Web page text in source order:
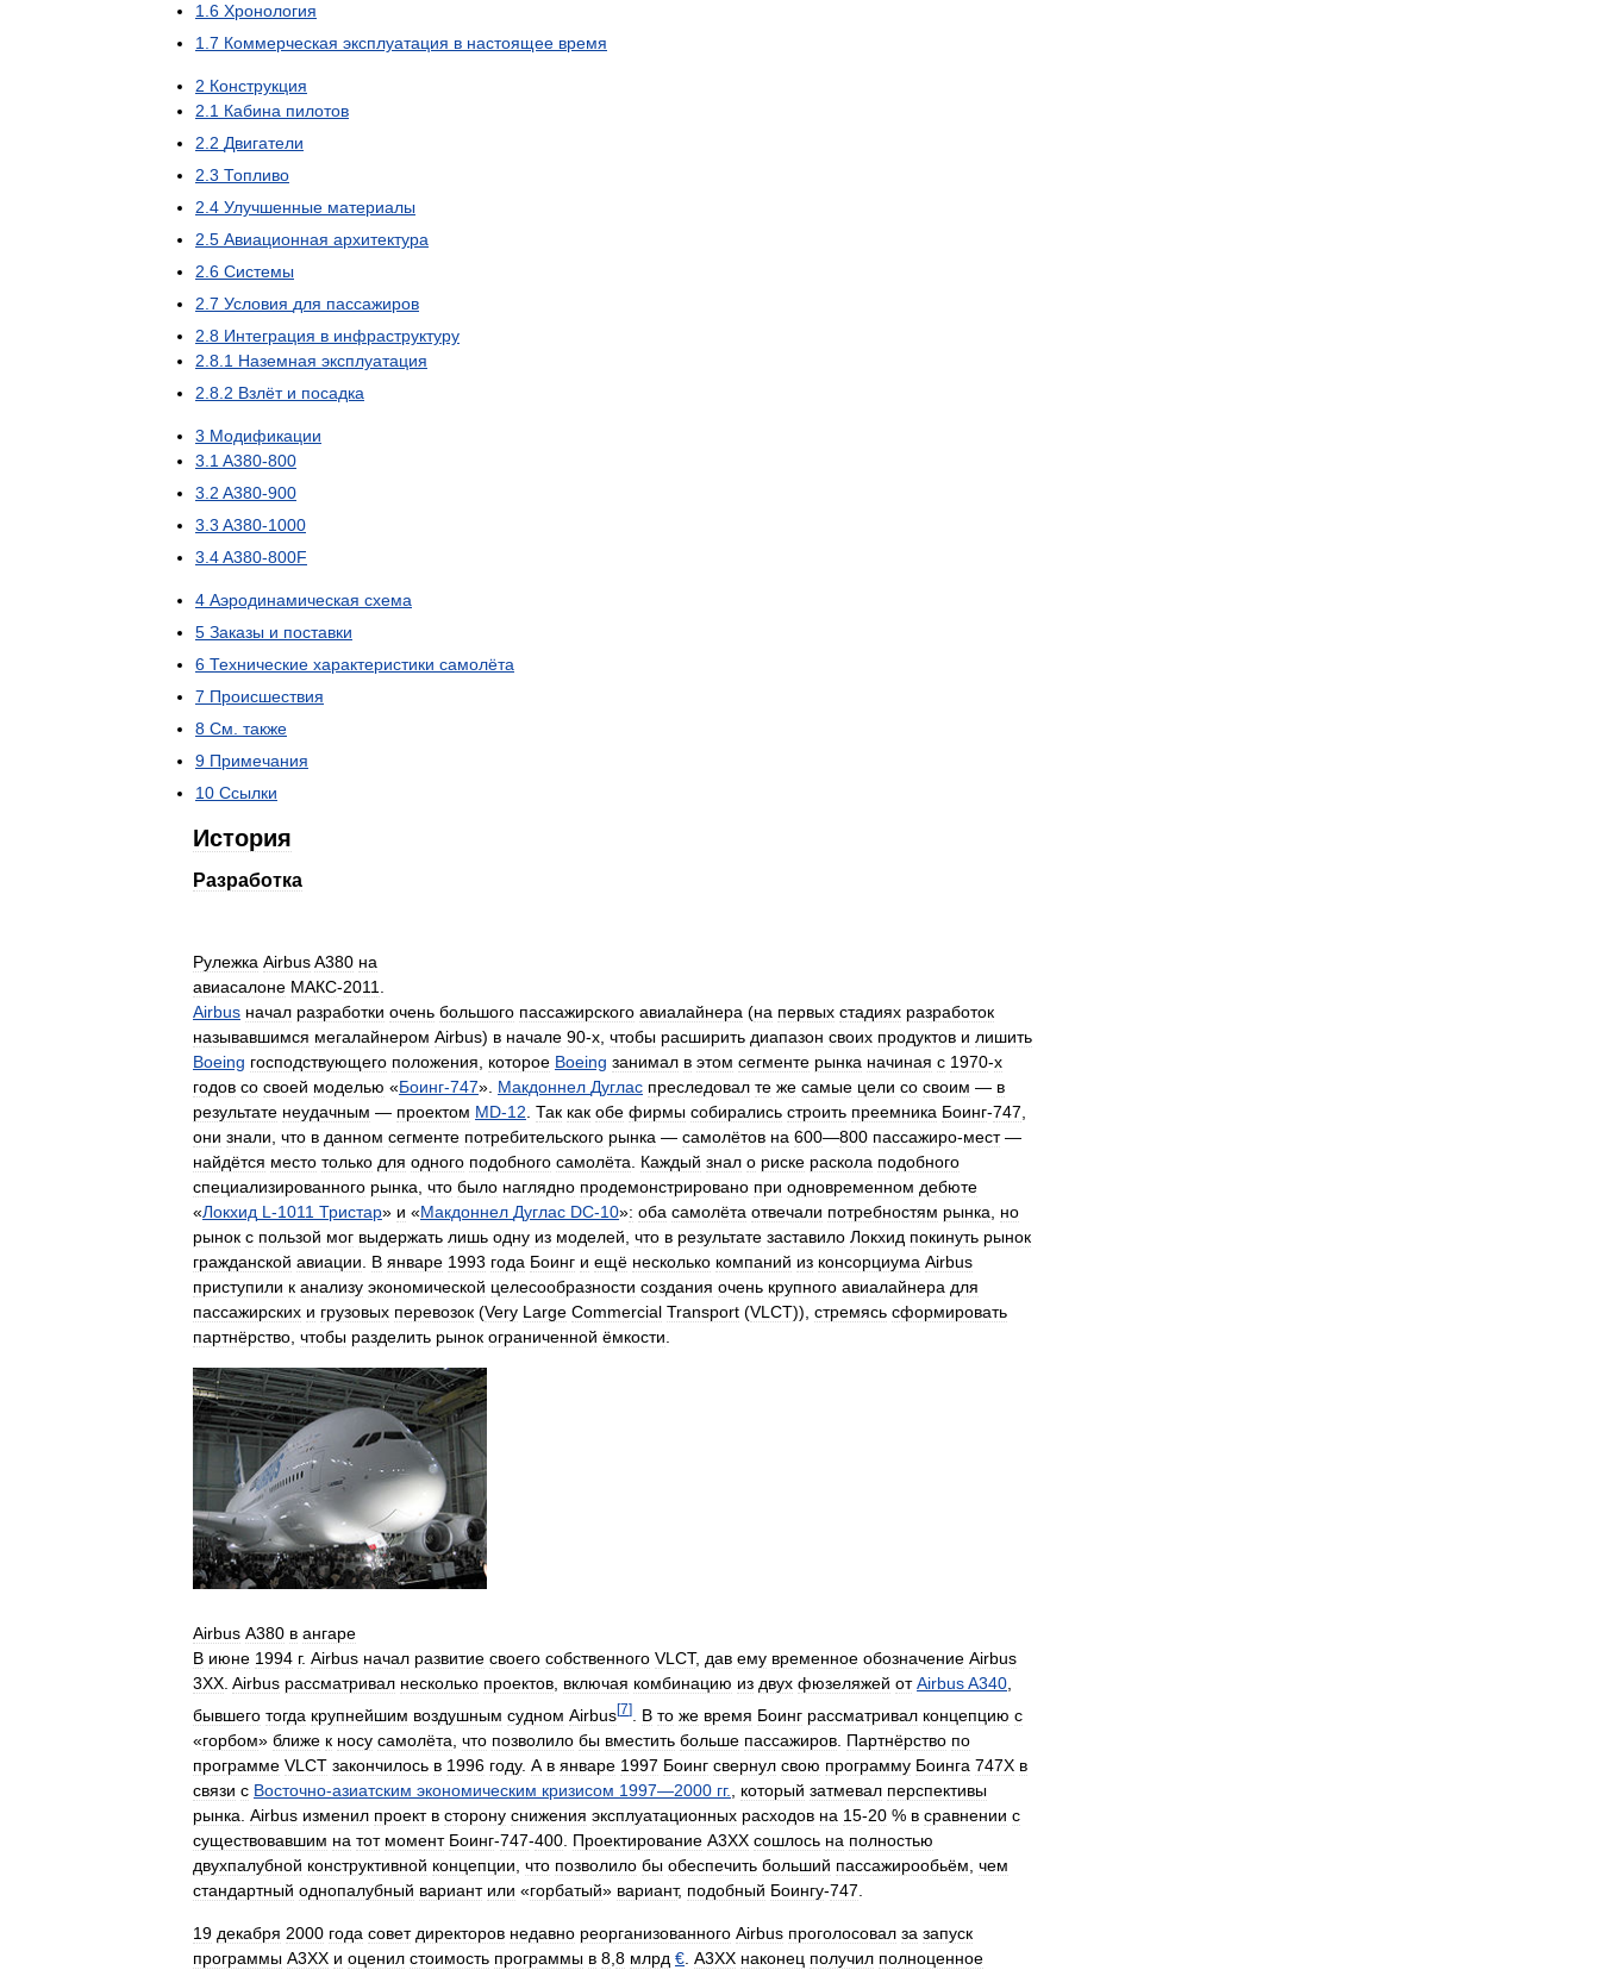
1.6 Хронология
1.7 Коммерческая эксплуатация в настоящее время
2 Конструкция
2.1 Кабина пилотов
2.2 Двигатели
2.3 Топливо
2.4 Улучшенные материалы
2.5 Авиационная архитектура
2.6 Системы
2.7 Условия для пассажиров
2.8 Интеграция в инфраструктуру
2.8.1 Наземная эксплуатация
2.8.2 Взлёт и посадка
3 Модификации
3.1A380-800
3.2 A380-900
3.3 A380-1000
3.4A380-800F
4 Аэродинамическая схема
5 Заказы и поставки
6 Технические характеристики самолёта
7 Происшествия
8 См. также
9 Примечания
10 Ссылки
История
Разработка
Рулежка AirbusA380 на
авиасалоне МАКС-2011.
Airbus начал разработки очень большого пассажирского авиалайнера (на первых стадиях разработок
называвшимся мегалайнером Airbus) в начале 90-х, чтобы расширить диапазон своих продуктов и лишить
Boeing господствующего положения, которое Boeing занимал в этом сегменте рынка начиная с 1970-х
годов со своей моделью «Боинг-747». Макдоннел Дуглас преследовал те же самые цели со своим — в
результате неудачным — проектом MD-12. Так как обе фирмы собирались строить преемника Боинг-747,
они знали, что в данном сегменте потребительского рынка — самолётов на 600—800 пассажиро-мест—
найдётся место только для одного подобного самолёта. Каждый знал о риске раскола подобного
специализированного рынка, что было наглядно продемонстрировано при одновременном дебюте
«Локхид L-1011 Тристар» и «Макдоннел Дуглас DC-10»: оба самолёта отвечали потребностям рынка, но
рынок с пользой мог выдержать лишь одну из моделей, что в результате заставило Локхид покинуть рынок
гражданской авиации. В январе 1993 года Боинг и ещё несколько компаний из консорциума Airbus
приступили к анализу экономической целесообразности создания очень крупного авиалайнера для
пассажирских и грузовых перевозок (Very Large Commercial Transport (VLCT)), стремясь сформировать
партнёрство, чтобы разделить рынок ограниченной ёмкости.
Airbus А380 в ангаре
В июне 1994 г. Airbus начал развитие своего собственного VLCT, дав ему временное обозначение Airbus
3XX Airbus рассматривал несколько проектов включая комбинацию из двух фюзеляжей от AirbusA340
бывшего тогда крупнейшим воздушным судном Airbus[7] В то же время Боинг рассматривал концепцию с
«горбом» ближе к носу самолёта что позволило бы вместить больше пассажиров Партнёрство по
программе VLCT закончилось в 1996 году. А в январе 1997 Боинг свернул свою программу Боинга 747X в
связи с Восточно-азиатским экономическим кризисом 1997—2000 гг. который затмевал перспективы
рынка Airbus изменил проект в сторону снижения эксплуатационных расходов на 15-20 % в сравнении с
существовавшим на тот момент Боинг-747-400 Проектирование A3XX сошлось на полностью
двухпалубной конструктивной концепции что позволило бы обеспечить больший пассажирообьём чем
стандартный однопалубный вариант или «горбатый» вариант, подобный Боингу-747
19 декабря 2000 года совет директоров недавно реорганизованного Airbus проголосовал за запуск
программы A3XX и оценил стоимость программы в 8 8 млрд € A3XX наконец получил полноценное